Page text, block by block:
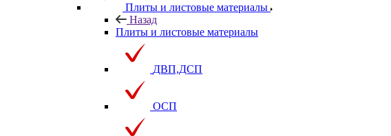
Плиты и листовые материалы
Назад
Плиты и листовые материалы
ДВП,ДСП
ОСП